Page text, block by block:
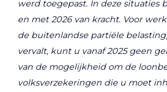
werd toegepast. In deze situaties
en met 2026 van kracht. Voor
de buitenlandse partiële
vervalt, kunt u vanaf 2025 geen
van de mogelijkheid om de
volksverzekeringen die u moet